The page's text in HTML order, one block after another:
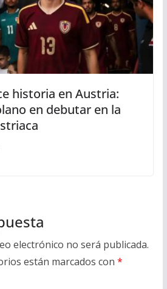
historia en Austria:
en debutar en la
electrónico no será publicada.
están marcados con *